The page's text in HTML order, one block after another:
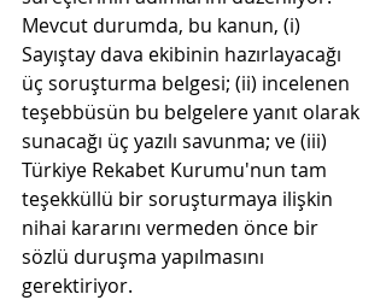
Mevcut durumda, bu kanun, (i)
Sayıştay dava ekibinin hazırlayacağı
üç soruşturma belgesi; (ii) incelenen
teşebbüsün bu belgelere yanıt olarak
sunacağı üç yazılı savunma; ve (iii)
Türkiye Rekabet Kurumu'nun tam
teşekküllü bir soruşturmaya ilişkin
nihai kararını vermeden önce bir
sözlü duruşma yapılmasını
gerektiriyor.